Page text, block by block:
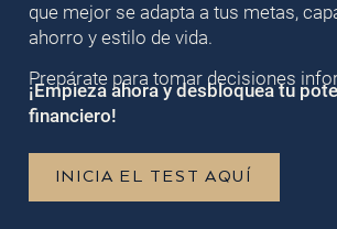
que mejor se adapta a tus metas,
ahorro y estilo de vida.
Prepárate para tomar decisiones
¡Empieza ahora y desbloquea tu
financiero!
INICIA EL TEST AQUÍ